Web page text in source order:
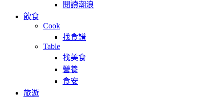
閱讀潮浪
飲食
Cook
找食譜
Table
找美食
營養
食安
旅遊